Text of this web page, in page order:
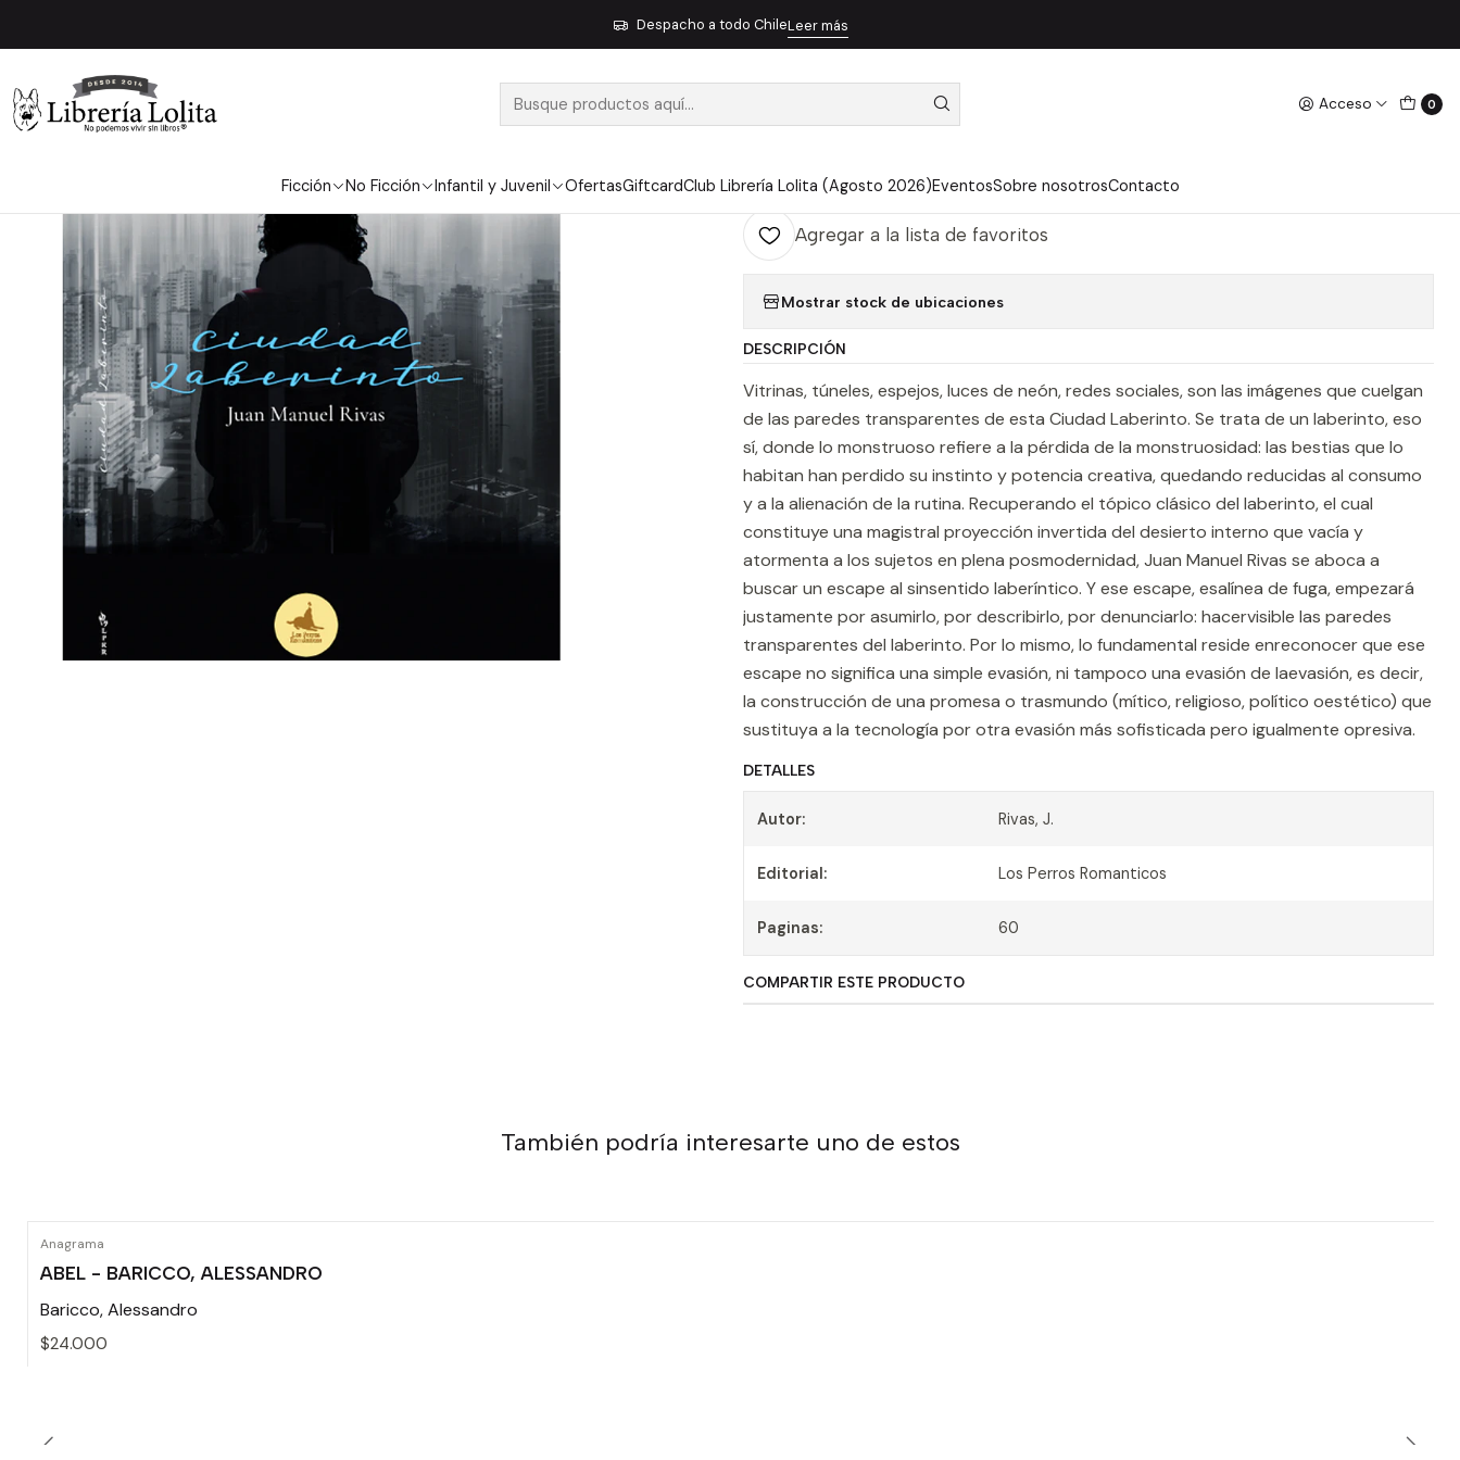
Acceso 0
Ficción No Ficción Infantil y Juvenil OfertasGiftcardClub Librería Lolita (Agosto 2026)EventosSobre nosotrosContacto
Despacho a todo ChileLeer más
Inicio Pendiente 32 Ciudad Laberinto
CIUDAD LABERINTO
Cantidad
Agregar a la lista de favoritos
Mostrar stock de ubicaciones
DESCRIPCIÓN
Vitrinas, túneles, espejos, luces de neón, redes sociales, son las imágenes que cuelgan
de las paredes transparentes de esta Ciudad Laberinto. Se trata de un laberinto, eso
sí, donde lo monstruoso refiere a la pérdida de la monstruosidad: las bestias que lo
habitan han perdido su instinto y potencia creativa, quedando reducidas al consumo
y a la alienación de la rutina. Recuperando el tópico clásico del laberinto, el cual
constituye una magistral proyección invertida del desierto interno que vacía y
atormenta a los sujetos en plena posmodernidad, Juan Manuel Rivas se aboca a
buscar un escape al sinsentido laberíntico. Y ese escape, esalínea de fuga, empezará
justamente por asumirlo, por describirlo, por denunciarlo: hacervisible las paredes
transparentes del laberinto. Por lo mismo, lo fundamental reside enreconocer que ese
escape no significa una simple evasión, ni tampoco una evasión de laevasión, es decir,
la construcción de una promesa o trasmundo (mítico, religioso, político oestético) que
sustituya a la tecnología por otra evasión más sofisticada pero igualmente opresiva.
DETALLES
Autor: Rivas, J.
Editorial: Los Perros Romanticos
Paginas: 60
COMPARTIR ESTE PRODUCTO
También podría interesarte uno de estos
Anagrama
ABEL - BARICCO, ALESSANDRO
Baricco, Alessandro
$24.000